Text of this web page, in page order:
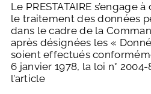
Le PRESTATAIRE s’engage
le traitement des données
dans le cadre de la
après désignées les «
soient effectués
6 janvier 1978, la loi n°
l’article